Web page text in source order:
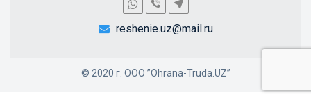
© 2020 г. ООО ”Ohrana-Truda.UZ”
reshenie.uz@mail.ru